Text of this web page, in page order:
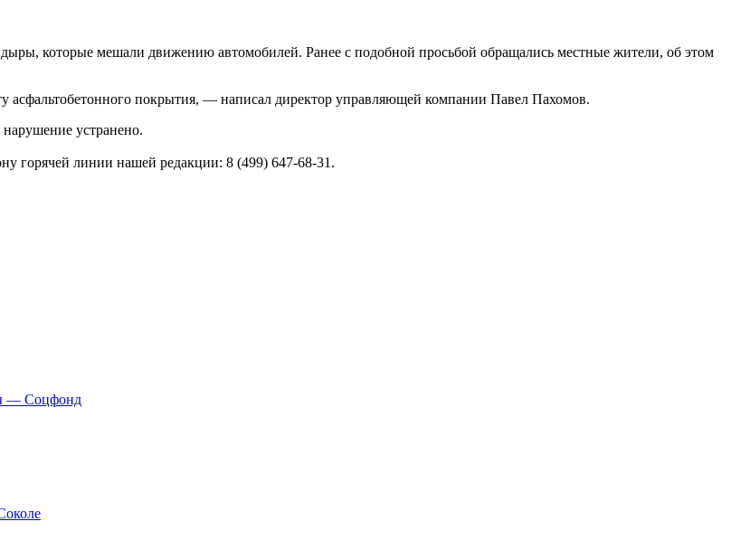
дыры, которые мешали движению автомобилей. Ранее с подобной просьбой обращались местные жители, об этом
покрытия, — написал директор управляющей компании Павел Пахомов.
устранено.
горячей линии нашей редакции: 8 (499) 647-68-31.
— Соцфонд